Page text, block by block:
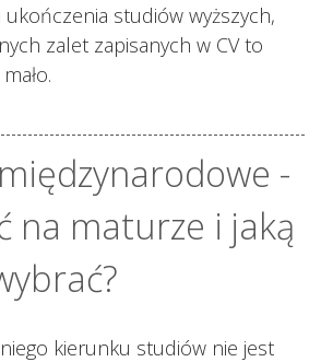
studiów wyższych,
zalet zapisanych w CV to
-
na maturze i jaką
kierunku studiów nie jest